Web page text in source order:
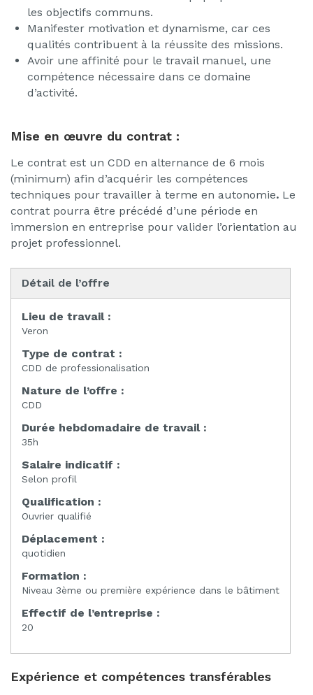
les objectifs communs.
Manifester motivation et dynamisme, car ces
qualités contribuent à la réussite des missions.
Avoir une affinité pour le travail manuel, une
compétence nécessaire dans ce domaine
d’activité.
Mise en œuvre du contrat :
Le contrat est un CDD en alternance de 6 mois
(minimum) afin d’acquérir les compétences
techniques pour travailler à terme en autonomie. Le
contrat pourra être précédé d’une période en
immersion en entreprise pour valider l’orientation au
projet professionnel.
Détail de l’offre
Lieu de travail :
Veron
Type de contrat :
CDD de professionalisation
Nature de l’offre :
CDD
Durée hebdomadaire de travail :
35h
Salaire indicatif :
Selon profil
Qualification :
Ouvrier qualifié
Déplacement :
quotidien
Formation :
Niveau 3ème ou première expérience dans le bâtiment
Effectif de l’entreprise :
20
Expérience et compétences transférables